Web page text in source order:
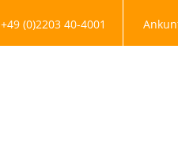
+49 (0)2203 40-4001